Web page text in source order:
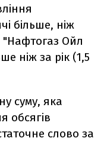
більше, ніж
"Нафтогаз Ойл
ніж за рік (1,5
суму, яка
обсягів
слово за